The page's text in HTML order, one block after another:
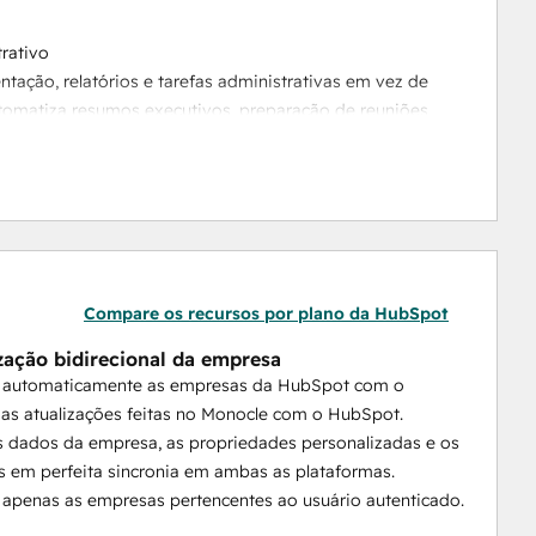
relatórios e tarefas administrativas em vez de
inteligente na parte superior para execução.
em painéis e relatórios. O Monocle traz
Compare os recursos por plano da HubSpot
bidirecional da empresa
as empresas da HubSpot com o
atualizações feitas no Monocle com o HubSpot.
dados da empresa, as propriedades personalizadas e os
em perfeita sincronia em ambas as plataformas.
as empresas pertencentes ao usuário autenticado.